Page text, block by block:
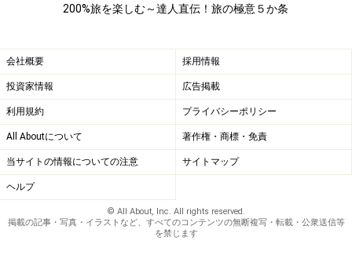
200%旅を楽しむ～達人直伝！旅の極意５か条
会社概要 採用情報
投資家情報 広告掲載
利用規約 プライバシーポリシー
All Aboutについて 著作権・商標・免責
当サイトの情報についての注意 サイトマップ
ヘルプ
© All About, Inc. All rights reserved.
掲載の記事・写真・イラストなど、すべてのコンテンツの無断複写・転載・公衆送信等
を禁じます